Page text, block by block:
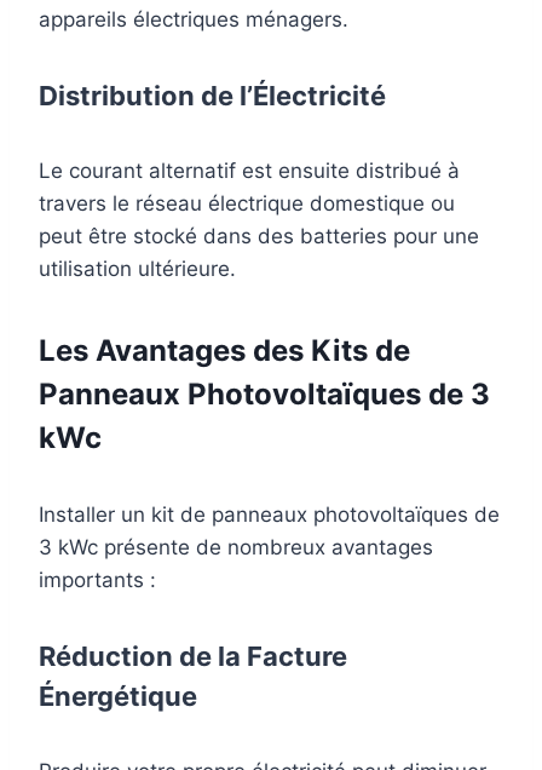
appareils électriques ménagers.
Distribution de l’Électricité
Le courant alternatif est ensuite distribué à
travers le réseau électrique domestique ou
peut être stocké dans des batteries pour une
utilisation ultérieure.
Les Avantages des Kits de
Panneaux Photovoltaïques de 3
kWc
Installer un kit de panneaux photovoltaïques de
3 kWc présente de nombreux avantages
importants :
Réduction de la Facture
Énergétique